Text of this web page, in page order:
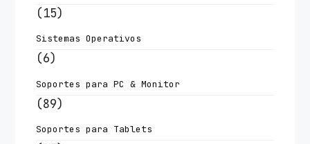
(15)
Sistemas Operativos
(6)
Soportes para PC & Monitor
(89)
Soportes para Tablets